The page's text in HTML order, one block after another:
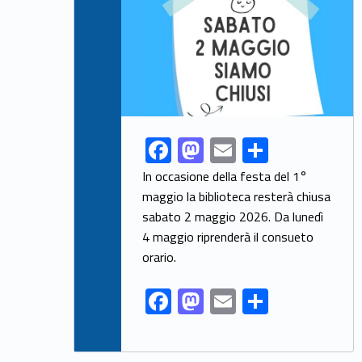
Link identifier share facebook archive #share-link-archive-52603F
ac
e
b
o
o
k
M
as
to
d
o
n
E
m
ai
l
S
h
ar
e
In occasione della festa del 1°
maggio la biblioteca resterà chiusa
sabato 2 maggio 2026. Da lunedì
4 maggio riprenderà il consueto
orario.
F
ac
e
M
as
to
E
m
ai
S
ar